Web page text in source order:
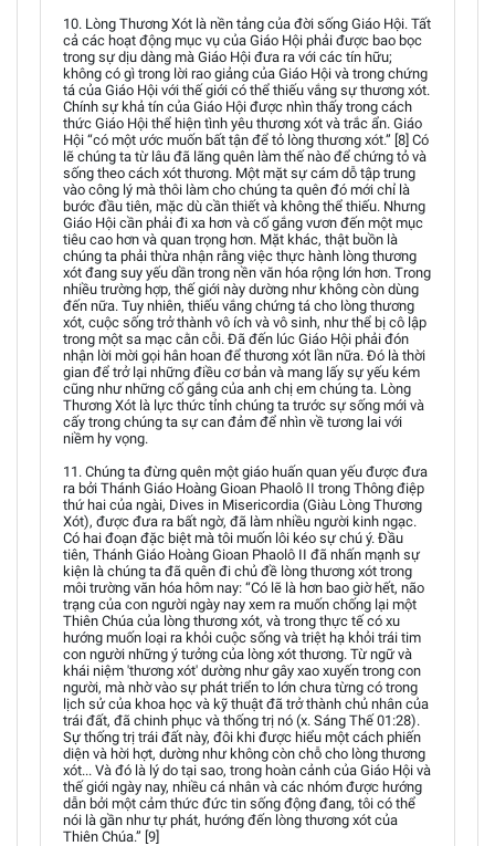
10. Lòng Thương Xót là nền tảng của đời sống Giáo Hội. Tất
cả các hoạt động mục vụ của Giáo Hội phải được bao bọc
trong sự dịu dàng mà Giáo Hội đưa ra với các tín hữu;
không có gì trong lời rao giảng của Giáo Hội và trong chứng
tá của Giáo Hội với thế giới có thể thiếu vắng sự thương xót.
Chính sự khả tín của Giáo Hội được nhìn thấy trong cách
thức Giáo Hội thể hiện tình yêu thương xót và trắc ẩn. Giáo
Hội “có một ước muốn bất tận để tỏ lòng thương xót.” [8] Có
lẽ chúng ta từ lâu đã lãng quên làm thế nào để chứng tỏ và
sống theo cách xót thương. Một mặt sự cám dỗ tập trung
vào công lý mà thôi làm cho chúng ta quên đó mới chỉ là
bước đầu tiên, mặc dù cần thiết và không thể thiếu. Nhưng
Giáo Hội cần phải đi xa hơn và cố gắng vươn đến một mục
tiêu cao hơn và quan trọng hơn. Mặt khác, thật buồn là
chúng ta phải thừa nhận rằng việc thực hành lòng thương
xót đang suy yếu dần trong nền văn hóa rộng lớn hơn. Trong
nhiều trường hợp, thế giới này dường như không còn dùng
đến nữa. Tuy nhiên, thiếu vắng chứng tá cho lòng thương
xót, cuộc sống trở thành vô ích và vô sinh, như thể bị cô lập
trong một sa mạc cằn cỗi. Đã đến lúc Giáo Hội phải đón
nhận lời mời gọi hân hoan để thương xót lần nữa. Đó là thời
gian để trở lại những điều cơ bản và mang lấy sự yếu kém
cũng như những cố gắng của anh chị em chúng ta. Lòng
Thương Xót là lực thức tỉnh chúng ta trước sự sống mới và
cấy trong chúng ta sự can đảm để nhìn về tương lai với
niềm hy vọng.
11. Chúng ta đừng quên một giáo huấn quan yếu được đưa
ra bởi Thánh Giáo Hoàng Gioan Phaolô II trong Thông điệp
thứ hai của ngài, Dives in Misericordia (Giàu Lòng Thương
Xót), được đưa ra bất ngờ, đã làm nhiều người kinh ngạc.
Có hai đoạn đặc biệt mà tôi muốn lôi kéo sự chú ý. Đầu
tiên, Thánh Giáo Hoàng Gioan Phaolô II đã nhấn mạnh sự
kiện là chúng ta đã quên đi chủ đề lòng thương xót trong
môi trường văn hóa hôm nay: “Có lẽ là hơn bao giờ hết, não
trạng của con người ngày nay xem ra muốn chống lại một
Thiên Chúa của lòng thương xót, và trong thực tế có xu
hướng muốn loại ra khỏi cuộc sống và triệt hạ khỏi trái tim
con người những ý tưởng của lòng xót thương. Từ ngữ và
khái niệm 'thương xót' dường như gây xao xuyến trong con
người, mà nhờ vào sự phát triển to lớn chưa từng có trong
lịch sử của khoa học và kỹ thuật đã trở thành chủ nhân của
trái đất, đã chinh phục và thống trị nó (x. Sáng Thế 01:28).
Sự thống trị trái đất này, đôi khi được hiểu một cách phiến
diện và hời hợt, dường như không còn chỗ cho lòng thương
xót... Và đó là lý do tại sao, trong hoàn cảnh của Giáo Hội và
thế giới ngày nay, nhiều cá nhân và các nhóm được hướng
dẫn bởi một cảm thức đức tin sống động đang, tôi có thể
nói là gần như tự phát, hướng đến lòng thương xót của
Thiên Chúa.” [9]